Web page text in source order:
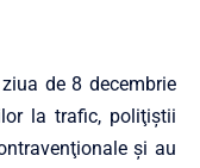
de 8 decembrie
la trafic, poliţiştii
şi au